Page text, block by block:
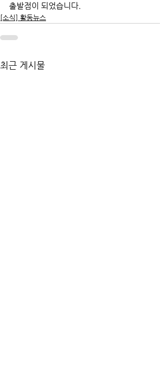
출발점이 되었습니다.
[소식] 활동뉴스
최근 게시물